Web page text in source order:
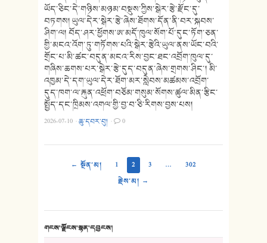
ཡོད་ཅིང་དེ་གཉིས་མཉམ་བསྡུས་ཀྱིས་སྒེར་རྩེ་རྫོང་དུ་
བཏགས། ཡུལ་དེར་སྒེར་རྩེ་ཞེས་ཐོགས་དོན་ནི་བར་སྐབས་
ཤིག་ལ། བོད་ཤར་ཕྱོགས་ཨ་མདོ་ཁུལ་སོག་པོ་དུང་ཏོག་ཅན་
གྱི་མངའ་འོག་ཏུ་གཏོགས་པའི་སྒེར་རྩེའི་ཡུལ་ནས་ཡོང་བའི་
གྲོང་པ་མི་ཚང་བདུན་མངའ་རིས་བྱང་ཐང་འབྲོག་ཁུལ་དུ་
གཞིས་ཆགས་པར་སྒེར་རྩེ་དུད་བདུན་ཞེས་གྲགས་ཤིང་། མི་
འཁྱམ་དེ་དག་ཡུལ་དེར་ཐོག་མར་སླེབས་མཚམས་འབྲོག་
དུད་ཁག་ལ་རྐུན་འཕྲོག་བཅོམ་གསུམ་སོགས་ཚུལ་མིན་རྩིང་
སྤྱོད་དང་ཁྲིམས་འགལ་གྱི་བྱ་བ་ཅི་རིགས་བྱས་པས།
2026-07-10 ·ཆུ་དབར་བུ། · 0
← སྔོན་མ། 1 2 3 …
302
རྗེས་མ། →
གངས་ལྗོངས་སྙན་དབྱངས།